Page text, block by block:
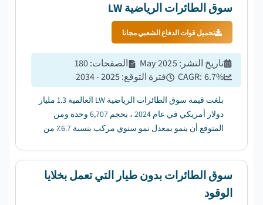
سوق الطائرات الرياضية LW
تحميل قوات الدفاع الشعبي مجانا
تاريخ النشر :
May 2025 الصفحات:
180
CAGR: 6.7% فترة التوقع:
2025 - 2034
بلغت قيمة سوق الطائرات الرياضية LW العالمية 1.3 مليار
دولار أمريكي في عام 2024 ، بحجم 6,707 وحدة ومن
المتوقع أن ينمو بمعدل نمو سنوي مركب بنسبة 6.7٪ من
سوق الطائرات بدون طيار التي تعمل بخلايا
الوقود